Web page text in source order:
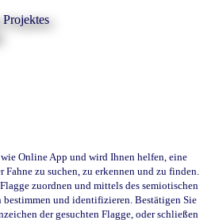
Online App und wird Ihnen helfen, eine
Fahne zu suchen, zu erkennen und zu finden.
zuordnen und mittels des semiotischen
bestimmen und identifizieren. Bestätigen Sie
der gesuchten Flagge, oder schließen